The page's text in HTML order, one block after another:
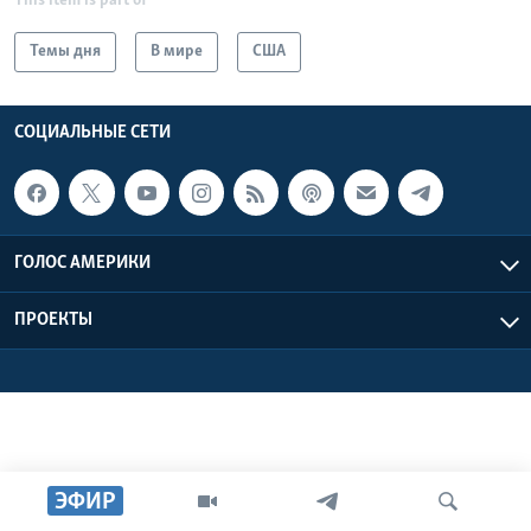
Learning English
СОЦИАЛЬНЫЕ СЕТИ
Языки
ЭФИР
Темы дня В мире США
СОЦИАЛЬНЫЕ СЕТИ
ГОЛОС АМЕРИКИ
ПРОЕКТЫ